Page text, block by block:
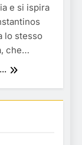
e si ispira
lo stesso
che…